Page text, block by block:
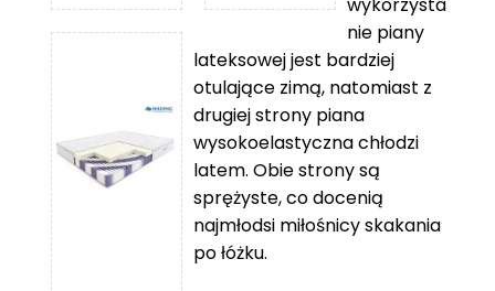
od
839 zł
5
119 zł
do
670 zł
nie piany
lateksowej jest bardziej
otulające zimą, natomiast z
drugiej strony piana
wysokoelastyczna chłodzi
latem. Obie strony są
sprężyste, co docenią
najmłodsi miłośnicy skakania
po łóżku.